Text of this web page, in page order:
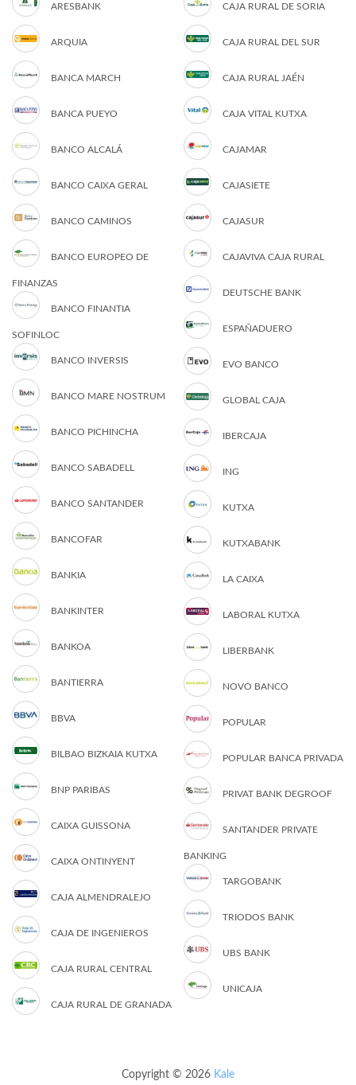
ARESBANK
ARQUIA
BANCA MARCH
BANCA PUEYO
BANCO ALCALÁ
BANCO CAIXA GERAL
BANCO CAMINOS
BANCO EUROPEO DE
FINANZAS
BANCO FINANTIA
SOFINLOC
BANCO INVERSIS
BANCO MARE NOSTRUM
BANCO PICHINCHA
BANCO SABADELL
BANCO SANTANDER
BANCOFAR
BANKIA
BANKINTER
BANKOA
BANTIERRA
BBVA
BILBAO BIZKAIA KUTXA
BNP PARIBAS
CAIXA GUISSONA
CAIXA ONTINYENT
CAJA ALMENDRALEJO
CAJA DE INGENIEROS
CAJA RURAL CENTRAL
CAJA RURAL DE GRANADA
CAJA RURAL DE SORIA
CAJA RURAL DEL SUR
CAJA RURAL JAÉN
CAJA VITAL KUTXA
CAJAMAR
CAJASIETE
CAJASUR
CAJAVIVA CAJA RURAL
DEUTSCHE BANK
ESPAÑADUERO
EVO BANCO
GLOBAL CAJA
IBERCAJA
ING
KUTXA
KUTXABANK
LA CAIXA
LABORAL KUTXA
LIBERBANK
NOVO BANCO
POPULAR
POPULAR BANCA PRIVADA
PRIVAT BANK DEGROOF
SANTANDER PRIVATE
BANKING
TARGOBANK
TRIODOS BANK
UBS BANK
UNICAJA
Copyright © 2026 Kale